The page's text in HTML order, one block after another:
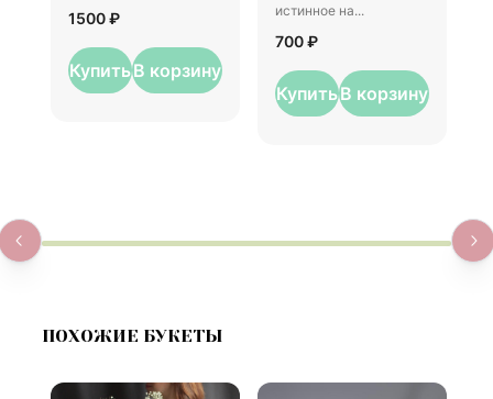
1500 ₽
КупитьВ корзину
истинное на...
700 ₽
КупитьВ корзину
ПОХОЖИЕ БУКЕТЫ